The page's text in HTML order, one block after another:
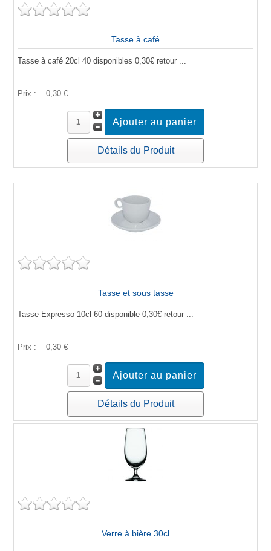
Tasse à café
Tasse à café 20cl 40 disponibles 0,30€ retour ...
Prix : 0,30 €
Détails du Produit
Tasse et sous tasse
Tasse Expresso 10cl 60 disponible 0,30€ retour ...
Prix : 0,30 €
Détails du Produit
Verre à bière 30cl